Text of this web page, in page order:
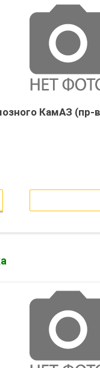
КамАЗ (пр-